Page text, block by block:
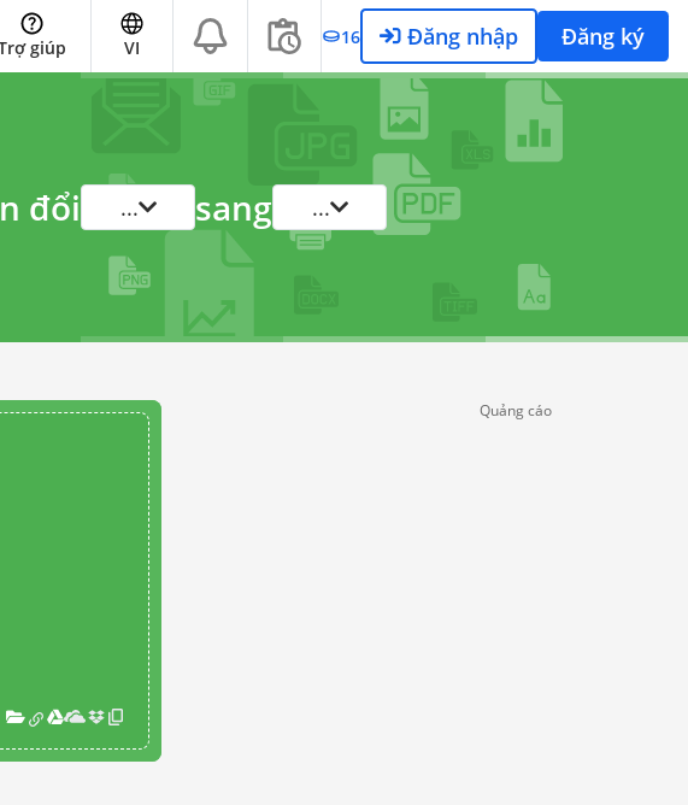
giúp VI 16 Đăng nhập Đăng ký
đổi ... sang ...
Quảng cáo